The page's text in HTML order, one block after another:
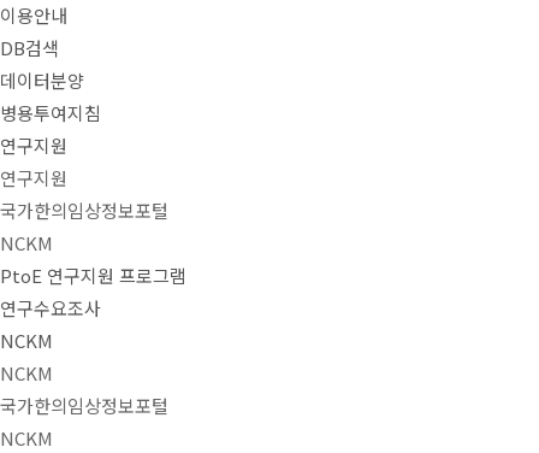
이용안내
DB검색
데이터분양
병용투여지침
연구지원
연구지원
국가한의임상정보포털
NCKM
PtoE 연구지원 프로그램
연구수요조사
NCKM
NCKM
국가한의임상정보포털
NCKM